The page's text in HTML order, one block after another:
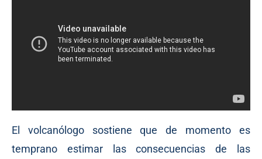
El volcanólogo sostiene que de momento es
temprano estimar las consecuencias de las